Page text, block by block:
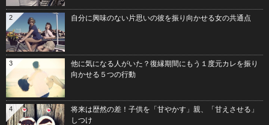
自分に興味のない片思いの彼を振り向かせる女の共通点
2
他に気になる人がいた？復縁期間にもう１度元カレを振り
向かせる５つの行動
3
将来は歴然の差！子供を「甘やかす」親、「甘えさせる」
しつけ
4